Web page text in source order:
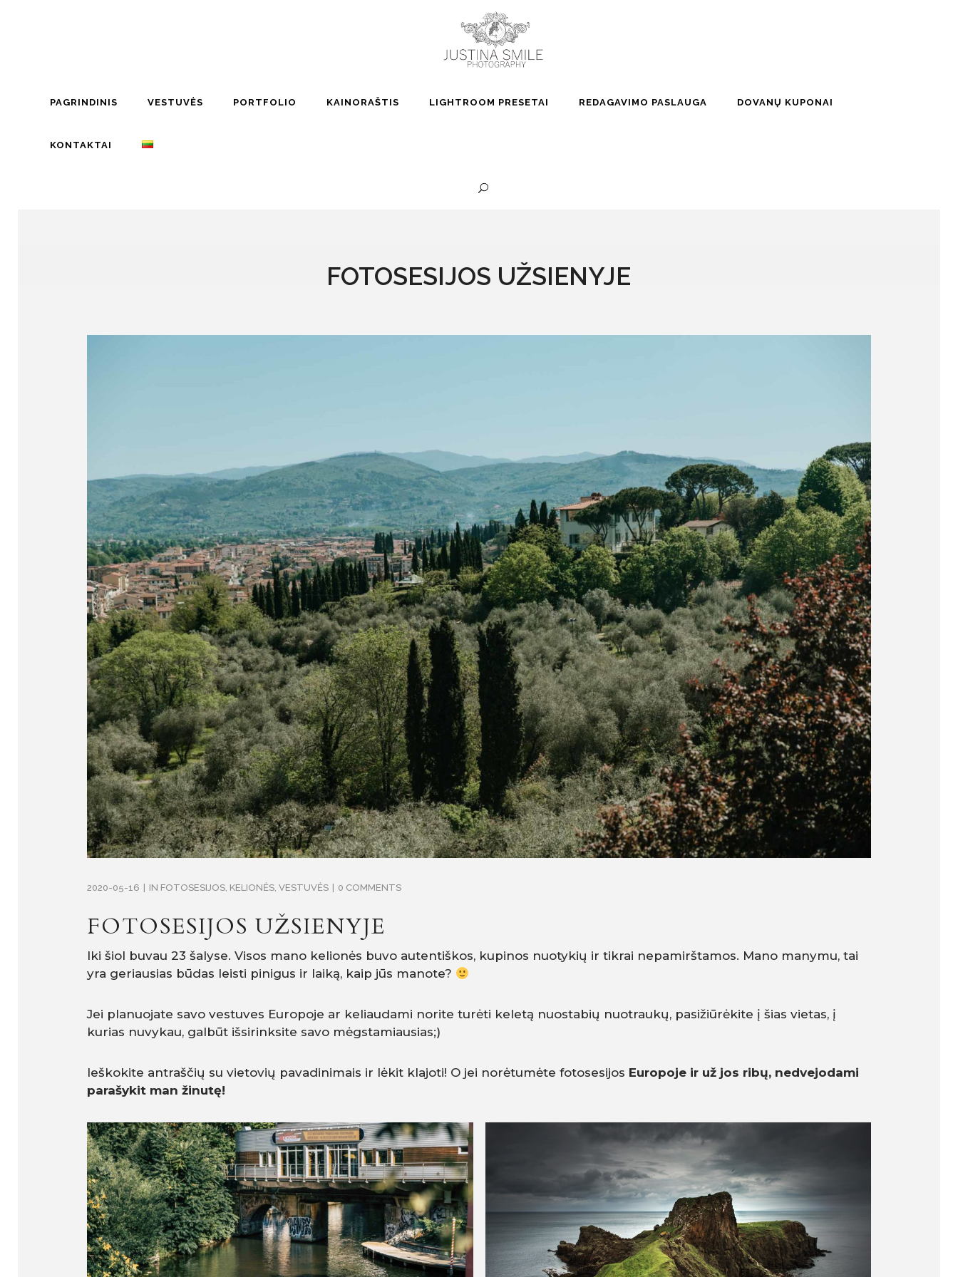
PAGRINDINIS VESTUVĖS PORTFOLIO KAINORAŠTIS LIGHTROOM PRESETAI REDAGAVIMO PASLAUGA DOVANŲ KUPONAI
KONTAKTAI
FOTOSESIJOS UŽSIENYJE
2020-05-16 IN FOTOSESIJOS, KELIONĖS, VESTUVĖS 0 COMMENTS
FOTOSESIJOS UŽSIENYJE
Iki šiol buvau 23 šalyse. Visos mano kelionės buvo autentiškos, kupinos nuotykių ir tikrai nepamirštamos. Mano manymu, tai
yra geriausias būdas leisti pinigus ir laiką, kaip jūs manote?
Jei planuojate savo vestuves Europoje ar keliaudami norite turėti keletą nuostabių nuotraukų, pasižiūrėkite į šias vietas, į
kurias nuvykau, galbūt išsirinksite savo mėgstamiausias;)
Ieškokite antraščių su vietovių pavadinimais ir lėkit klajoti! O jei norėtumėte fotosesijos Europoje ir už jos ribų, nedvejodami
parašykit man žinutę!